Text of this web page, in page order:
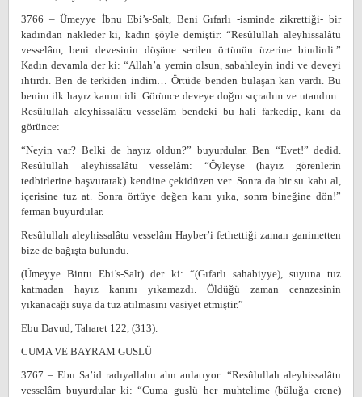
3766 – Ümeyye İbnu Ebi’s-Salt, Beni Gıfarlı -isminde zikrettiği- bir
kadından nakleder ki, kadın şöyle demiştir: “Resûlullah aleyhissalâtu
vesselâm, beni devesinin döşüne serilen örtünün üzerine bindirdi.”
Kadın devamla der ki: “Allah’a yemin olsun, sabahleyin indi ve deveyi
ıhtırdı. Ben de terkiden indim… Örtüde benden bulaşan kan vardı. Bu
benim ilk hayız kanım idi. Görünce deveye doğru sıçradım ve utandım..
Resûlullah aleyhissalâtu vesselâm bendeki bu hali farkedip, kanı da
görünce:
“Neyin var? Belki de hayız oldun?” buyurdular. Ben “Evet!” dedid.
Resûlullah aleyhissalâtu vesselâm: “Öyleyse (hayız görenlerin
tedbirlerine başvurarak) kendine çekidüzen ver. Sonra da bir su kabı al,
içerisine tuz at. Sonra örtüye değen kanı yıka, sonra bineğine dön!”
ferman buyurdular.
Resûlullah aleyhissalâtu vesselâm Hayber’i fethettiği zaman ganimetten
bize de bağışta bulundu.
(Ümeyye Bintu Ebi’s-Salt) der ki: “(Gıfarlı sahabiyye), suyuna tuz
katmadan hayız kanını yıkamazdı. Öldüğü zaman cenazesinin
yıkanacağı suya da tuz atılmasını vasiyet etmiştir.”
Ebu Davud, Taharet 122, (313).
CUMA VE BAYRAM GUSLÜ
3767 – Ebu Sa’id radıyallahu ahn anlatıyor: “Resûlullah aleyhissalâtu
vesselâm buyurdular ki: “Cuma guslü her muhtelime (büluğa erene)